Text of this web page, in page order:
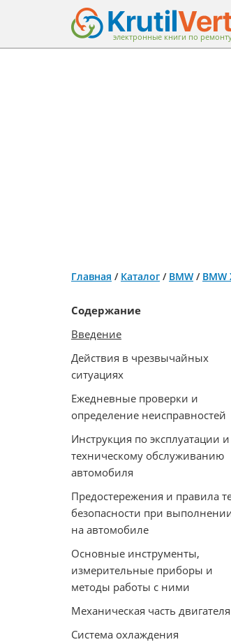
электронные книги по
Главная / Каталог / BMW /
Содержание
Введение
Действия в чрезвычайных
ситуациях
Ежедневные проверки и
определение неисправностей
Инструкция по эксплуатации и
техническому обслуживанию
автомобиля
Предостережения и правила
безопасности при
на автомобиле
Основные инструменты,
измерительные приборы и
методы работы с ними
Механическая часть двигателя
Система охлаждения